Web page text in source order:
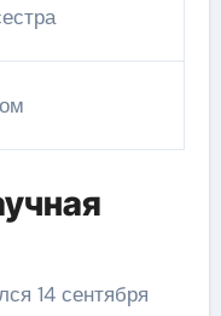
14 сентября